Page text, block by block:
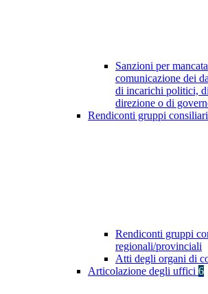
Sanzioni per
comunicazione dei
di incarichi politici,
direzione o di
Rendiconti gruppi
Rendiconti gruppi
regionali/provinciali
Atti degli organi di
Articolazione degli uffici 6